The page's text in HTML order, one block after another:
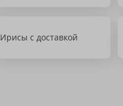
Ирисы с доставкой